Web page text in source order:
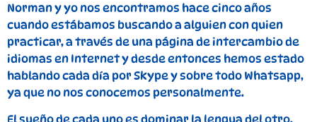
Norman y yo nos encontramos hace cinco años
cuando estábamos buscando a alguien con quien
practicar, a través de una página de intercambio de
idiomas en Internet y desde entonces hemos estado
hablando cada día por Skype y sobre todo Whatsapp,
ya que no nos conocemos personalmente.